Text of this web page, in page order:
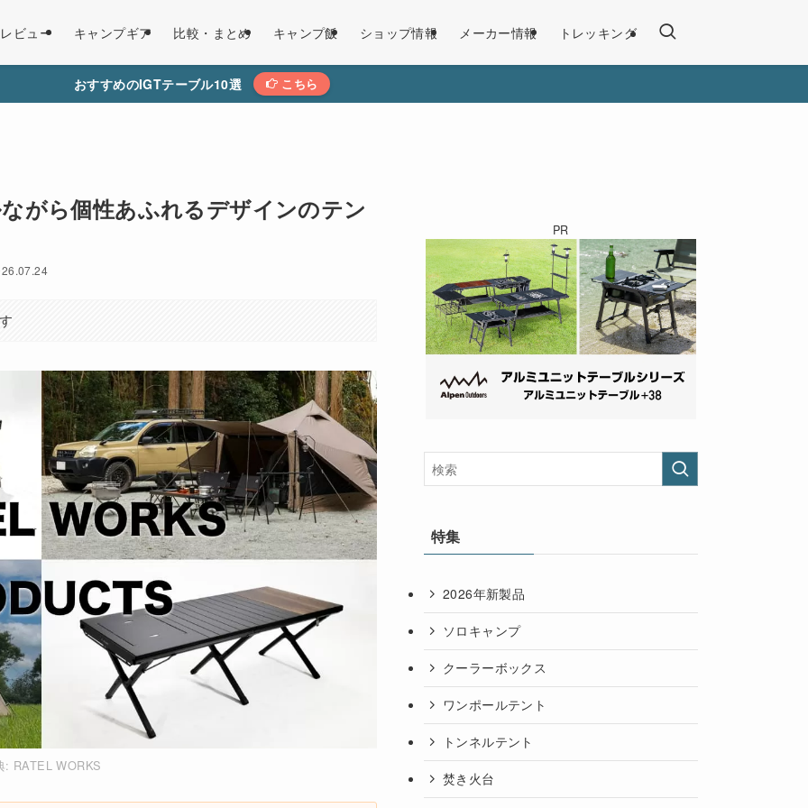
レビュー キャンプギア 比較・まとめ キャンプ飯 ショップ情報 メーカー情報 トレッキング
おすすめのIGTテーブル10選 こちら
がら個性あふれるデザインのテン
: RATEL WORKS
PR
特集
2026年新製品
ソロキャンプ
クーラーボックス
ワンポールテント
トンネルテント
焚き火台